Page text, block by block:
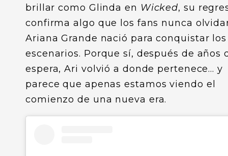
brillar como Glinda en Wicked, su
confirma algo que los fans nunca
Ariana Grande nació para conquistar los
escenarios. Porque sí, después de años
espera, Ari volvió a donde pertenece… y
parece que apenas estamos viendo el
comienzo de una nueva era.